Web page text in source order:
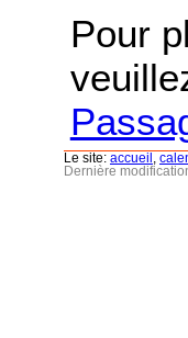
Pour
Le site: accueil
Dernière